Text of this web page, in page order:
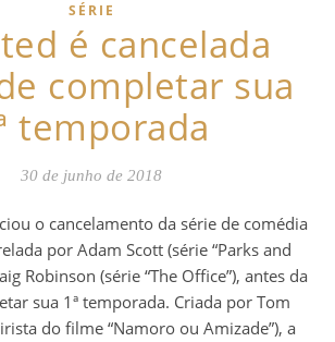
SÉRIE
é cancelada
completar sua
temporada
30 de junho de 2018
por Adam Scott (série “Parks and
Robinson (série “The Office”), antes da
sua 1ª temporada. Criada por Tom
do filme “Namoro ou Amizade”), a